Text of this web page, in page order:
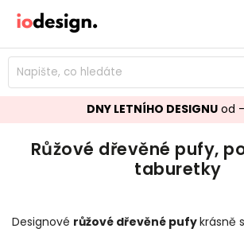
DNY LETNÍHO DESIGNU od
Růžové dřevěné pufy,
taburetky
Designové růžové dřevěné pufykrásně